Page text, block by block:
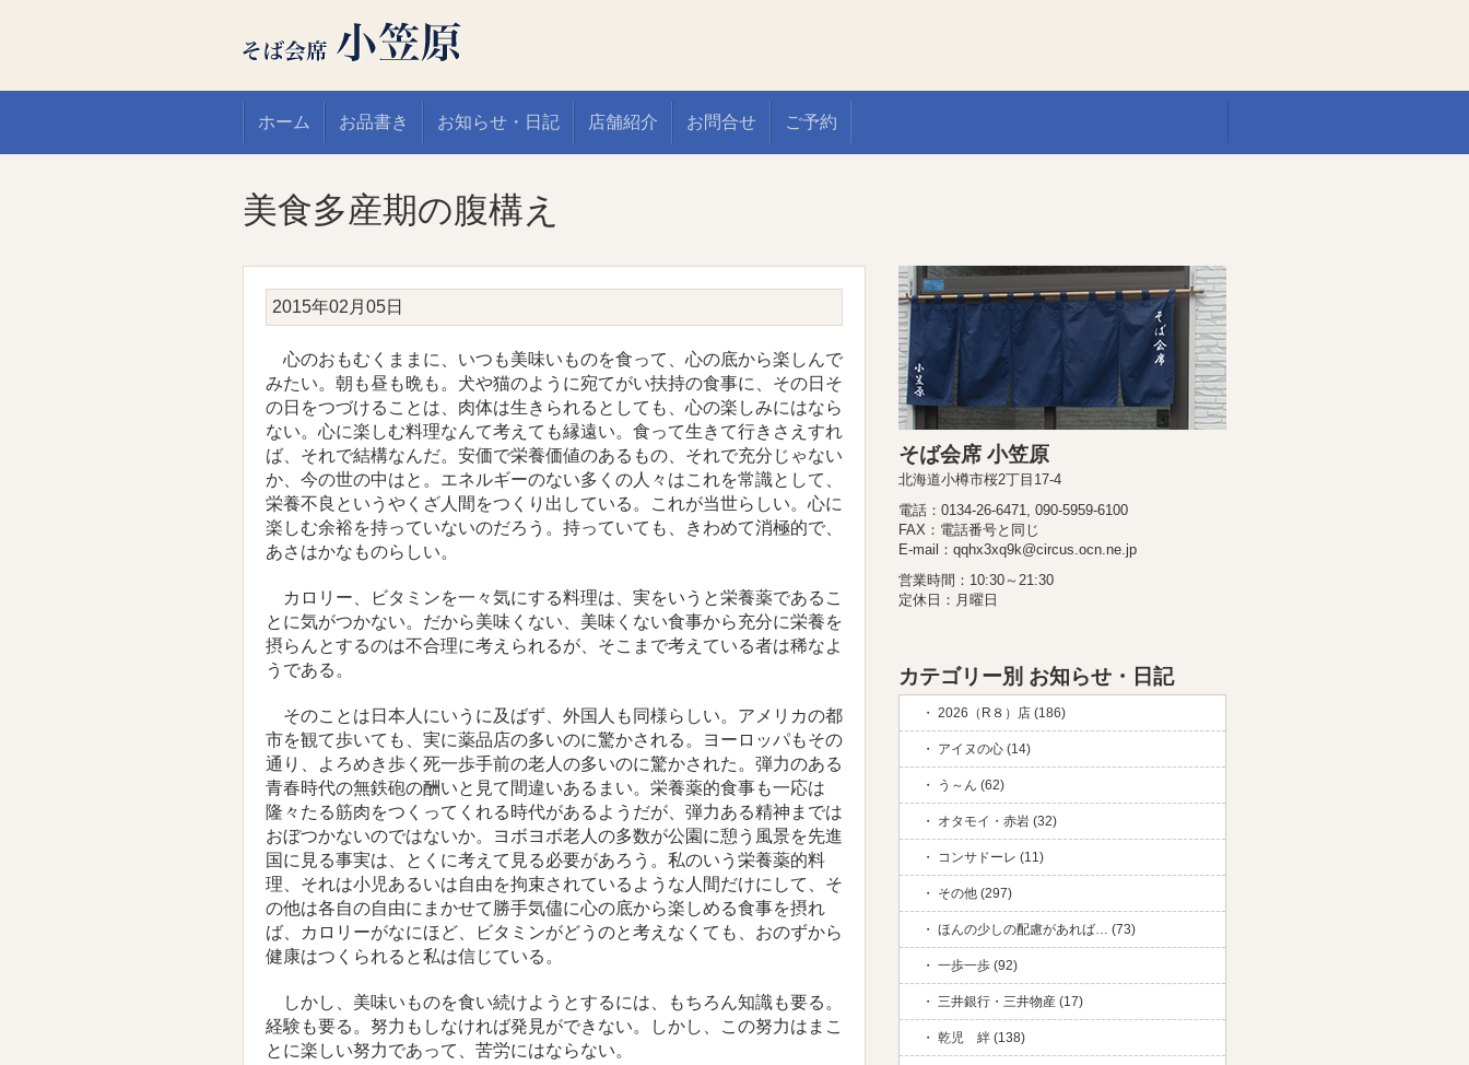
ホーム お品書き お知らせ・日記 店舗紹介 お問合せ ご予約
美食多産期の腹構え
2015年02月05日
心のおもむくままに、いつも美味いものを食って、心の底から楽しんで
みたい。朝も昼も晩も。犬や猫のように宛てがい扶持の食事に、その日そ
の日をつづけることは、肉体は生きられるとしても、心の楽しみにはなら
ない。心に楽しむ料理なんて考えても縁遠い。食って生きて行きさえすれ
ば、それで結構なんだ。安価で栄養価値のあるもの、それで充分じゃない
か、今の世の中はと。エネルギーのない多くの人々はこれを常識として、
栄養不良というやくざ人間をつくり出している。これが当世らしい。心に
楽しむ余裕を持っていないのだろう。持っていても、きわめて消極的で、
あさはかなものらしい。
カロリー、ビタミンを一々気にする料理は、実をいうと栄養薬であるこ
とに気がつかない。だから美味くない、美味くない食事から充分に栄養を
摂らんとするのは不合理に考えられるが、そこまで考えている者は稀なよ
うである。
そのことは日本人にいうに及ばず、外国人も同様らしい。アメリカの都
市を観て歩いても、実に薬品店の多いのに驚かされる。ヨーロッパもその
通り、よろめき歩く死一歩手前の老人の多いのに驚かされた。弾力のある
青春時代の無鉄砲の酬いと見て間違いあるまい。栄養薬的食事も一応は
隆々たる筋肉をつくってくれる時代があるようだが、弾力ある精神までは
おぼつかないのではないか。ヨボヨボ老人の多数が公園に憩う風景を先進
国に見る事実は、とくに考えて見る必要があろう。私のいう栄養薬的料
理、それは小児あるいは自由を拘束されているような人間だけにして、そ
の他は各自の自由にまかせて勝手気儘に心の底から楽しめる食事を摂れ
ば、カロリーがなにほど、ビタミンがどうのと考えなくても、おのずから
健康はつくられると私は信じている。
しかし、美味いものを食い続けようとするには、もちろん知識も要る。
経験も要る。努力もしなければ発見ができない。しかし、この努力はまこ
とに楽しい努力であって、苦労にはならない。
そば会席 小笠原
北海道小樽市桜2丁目17-4
電話：0134-26-6471, 090-5959-6100
FAX：電話番号と同じ
E-mail：qqhx3xq9k@circus.ocn.ne.jp
営業時間：10:30～21:30
定休日：月曜日
カテゴリー別 お知らせ・日記
2026（R８）店 (186)
アイヌの心 (14)
う～ん (62)
オタモイ・赤岩 (32)
コンサドーレ (11)
その他 (297)
ほんの少しの配慮があれば… (73)
一歩一歩 (92)
三井銀行・三井物産 (17)
乾児 絆 (138)